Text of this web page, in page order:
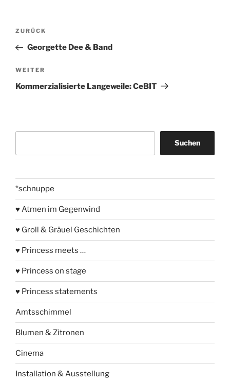
Beitragsnavigation
Vorheriger
Beitrag
ZURÜCK
Georgette Dee & Band
Nächster
Beitrag
WEITER
Kommerzialisierte Langeweile: CeBIT
Suchen
*schnuppe
♥ Atmen im Gegenwind
♥ Groll & Gräuel Geschichten
♥ Princess meets …
♥ Princess on stage
♥ Princess statements
Amtsschimmel
Blumen & Zitronen
Cinema
Installation & Ausstellung